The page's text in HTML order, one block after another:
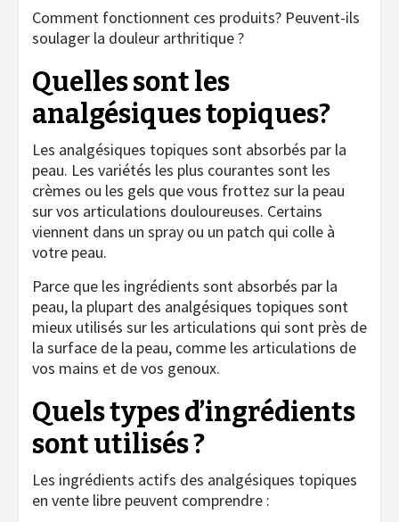
Comment fonctionnent ces produits? Peuvent-ils
soulager la douleur arthritique ?
Quelles sont les
analgésiques topiques?
Les analgésiques topiques sont absorbés par la
peau. Les variétés les plus courantes sont les
crèmes ou les gels que vous frottez sur la peau
sur vos articulations douloureuses. Certains
viennent dans un spray ou un patch qui colle à
votre peau.
Parce que les ingrédients sont absorbés par la
peau, la plupart des analgésiques topiques sont
mieux utilisés sur les articulations qui sont près de
la surface de la peau, comme les articulations de
vos mains et de vos genoux.
Quels types d’ingrédients
sont utilisés ?
Les ingrédients actifs des analgésiques topiques
en vente libre peuvent comprendre :